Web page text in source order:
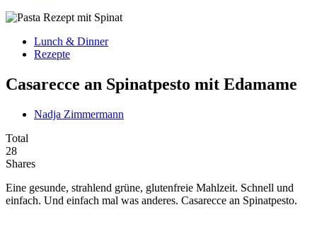
Lunch & Dinner
Rezepte
Casarecce an Spinatpesto mit Edamame
Nadja Zimmermann
Total
28
Shares
Eine gesunde, strahlend grüne, glutenfreie Mahlzeit. Schnell und
einfach. Und einfach mal was anderes. Casarecce an Spinatpesto.